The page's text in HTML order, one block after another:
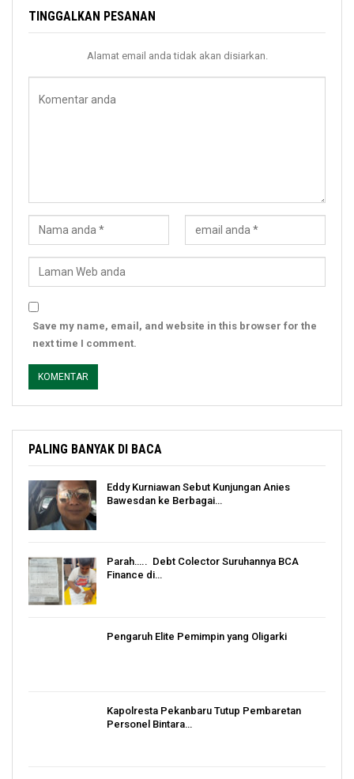
TINGGALKAN PESANAN
Alamat email anda tidak akan disiarkan.
Save my name, email, and website in this browser for the
next time I comment.
PALING BANYAK DI BACA
Eddy Kurniawan Sebut Kunjungan Anies
Bawesdan ke Berbagai…
Parah….. Debt Colector Suruhannya BCA
Finance di…
Pengaruh Elite Pemimpin yang Oligarki
Kapolresta Pekanbaru Tutup Pembaretan
Personel Bintara…